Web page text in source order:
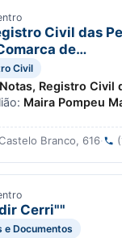
Civil das
de…
Civil
Notas, Registro Civil
Maira Pompeu
Branco, 616·
Cerri""
e Documentos